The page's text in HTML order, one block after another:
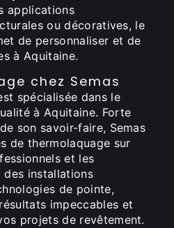
applications
ou décoratives, le
de personnaliser et de
à Aquitaine.
chez Semas
spécialisée dans le
à Aquitaine. Forte
son savoir-faire, Semas
de thermolaquage sur
et les
des installations
de pointe,
impeccables et
projets de revêtement.